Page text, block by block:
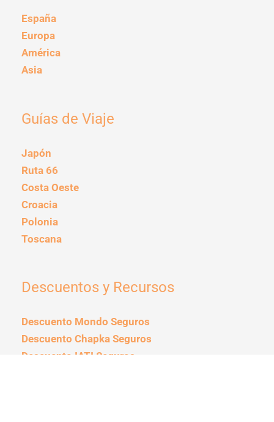
España
Europa
América
Asia
Guías de Viaje
Japón
Ruta 66
Costa Oeste
Croacia
Polonia
Toscana
Descuentos y Recursos
Descuento Mondo Seguros
Descuento Chapka Seguros
Descuento IATI Seguros